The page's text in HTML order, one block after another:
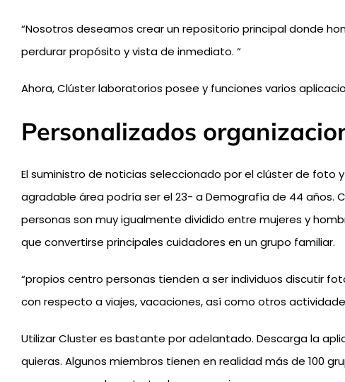
“Nosotros deseamos crear un repositorio principal donde
perdurar propósito y vista de inmediato. “
Ahora, Clúster laboratorios posee y funciones varios
Personalizados
El suministro de noticias seleccionado por el clúster de
agradable área podría ser el 23- a Demografía de 44
personas son muy igualmente dividido entre mujeres y
que convertirse principales cuidadores en un grupo familiar.
“propios centro personas tienden a ser individuos discutir
con respecto a viajes, vacaciones, así como otros
Utilizar Cluster es bastante por adelantado. Descarga la
quieras. Algunos miembros tienen en realidad más de 100